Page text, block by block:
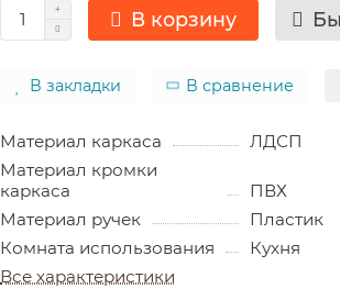
В корзину
В закладки В сравнение
Материал каркаса
ЛДСП
Материал кромки
каркаса
ПВХ
Материал ручек
Пластик
Комната использования
Кухня
Все характеристики